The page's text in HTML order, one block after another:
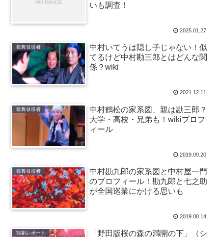
いも調査！
2025.01.27
歌舞伎役者
中村いてうは隠し子じゃない！似
てるけど中村勘三郎とはどんな関
係？wiki
2021.12.11
歌舞伎役者
中村鶴松の家系図、親は勘三郎？
大学・高校・兄弟も！wikiプロフ
ィール
2019.09.20
歌舞伎役者
中村勘九郎の家系図と中村屋一門
のプロフィール！勘九郎と七之助
が全国巡業にかける思いも
2019.08.14
観劇レポート
「野田版桜の森の満開の下」（シ